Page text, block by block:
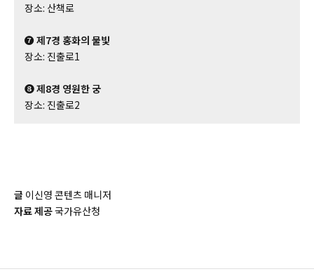
장소: 산책로
❼ 제7경 홍화의 물빛
장소: 진출로1
❽ 제8경 영원한 궁
장소: 진출로2
글 이신영 콘텐츠 매니저
자료 제공국가유산청